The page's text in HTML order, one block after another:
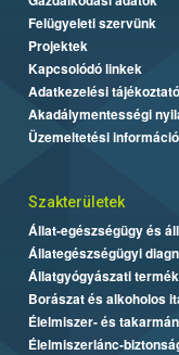
Felügyeleti szervünk
Projektek
Kapcsolódó linkek
Adatkezelési tájékoztató
Akadálymentességi
Üzemeltetési információ
Szakterületek
Állat-egészségügy és
Állategészségügyi
Állatgyógyászati
Borászat és alkoholos
Élelmiszer- és
Élelmiszerlánc-